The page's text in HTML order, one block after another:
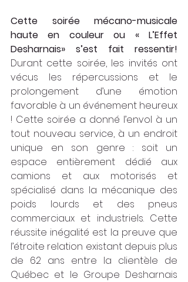
Cette soirée mécano-musicale
haute en couleur ou « L’Effet
Desharnais» s’est fait ressentir!
Durant cette soirée, les invités ont
vécus les répercussions et le
prolongement d’une émotion
favorable à un événement heureux
! Cette soirée a donné l’envol à un
tout nouveau service, à un endroit
unique en son genre : soit un
espace entièrement dédié aux
camions et aux motorisés et
spécialisé dans la mécanique des
poids lourds et des pneus
commerciaux et industriels. Cette
réussite inégalité est la preuve que
l’étroite relation existant depuis plus
de 62 ans entre la clientèle de
Québec et le Groupe Desharnais